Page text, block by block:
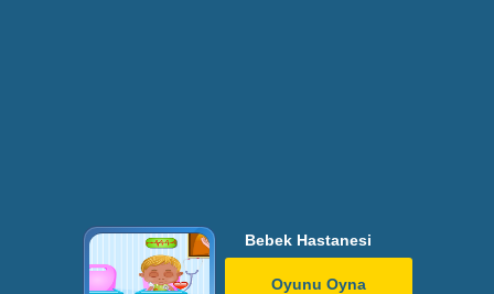
Bebek Hastanesi
Oyunu Oyna